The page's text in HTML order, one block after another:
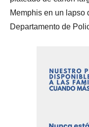
Memphis en un lapso
Departamento de